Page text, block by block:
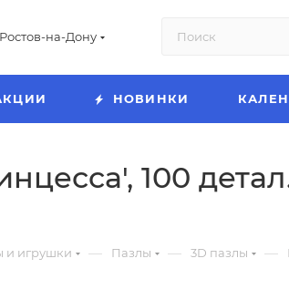
Ростов-на-Дону
НОВИНКИ
100
и игрушки — Пазлы — 3D пазлы —